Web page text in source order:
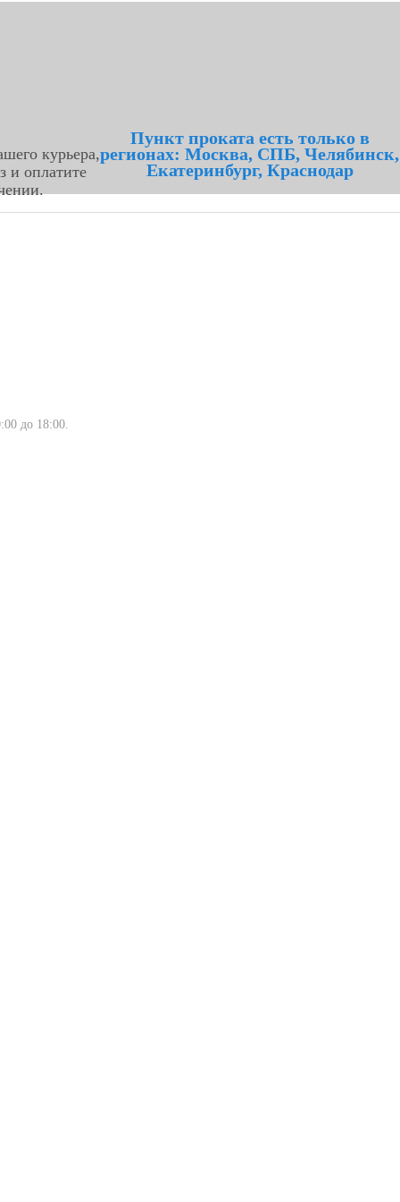
курьера,
и оплатите
Пункт проката есть только в
регионах: Москва, СПБ, Челябинск,
Екатеринбург, Краснодар
до 18:00.